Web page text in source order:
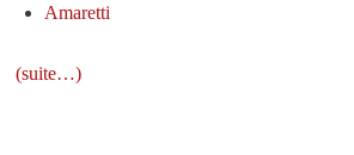
Amaretti
(suite…)